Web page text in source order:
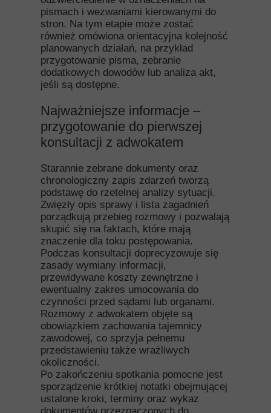
pismach i wezwaniami kierowanymi do
stron. Na tym etapie może zostać
również omówiona orientacyjna kolejność
planowanych działań, na przykład
przygotowanie pisma, zebranie
dodatkowych dowodów lub analiza akt,
jeśli są dostępne.
Najważniejsze informacje –
przygotowanie do pierwszej
konsultacji z adwokatem
Starannie zebrane dokumenty oraz
chronologiczny zapis zdarzeń tworzą
podstawę do rzetelnej analizy sytuacji.
Zwięzły opis sprawy i lista zagadnień
porządkują przebieg rozmowy i pozwalają
skupić się na faktach, które mają
znaczenie dla toku postępowania.
Podczas konsultacji doprecyzowuje się
zasady wymiany informacji,
przewidywane koszty zewnętrzne i
ewentualny zakres umocowania do
czynności przed sądami lub organami.
Rozmowy z adwokatem objęte są
obowiązkiem zachowania tajemnicy
zawodowej, co sprzyja pełnemu
przedstawieniu także wrażliwych
okoliczności.
Po zakończeniu spotkania pomocne jest
sporządzenie krótkiej notatki obejmującej
ustalone kroki, terminy oraz wykaz